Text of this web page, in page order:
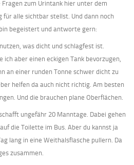
Fragen zum Urintank hier unter dem
für alle sichtbar stellst. Und dann noch
begeistert und antworte gern:
was dicht und schlagfest ist.
aber einen eckigen Tank bevorzugen,
an einer runden Tonne schwer dicht zu
helfen da auch nicht richtig. Am besten
Und die brauchen plane Oberflächen.
ungefähr 20 Manntage. Dabei gehen
die Toilette im Bus. Aber du kannst ja
lang in eine Weithalsflasche pullern. Da
zusammen.